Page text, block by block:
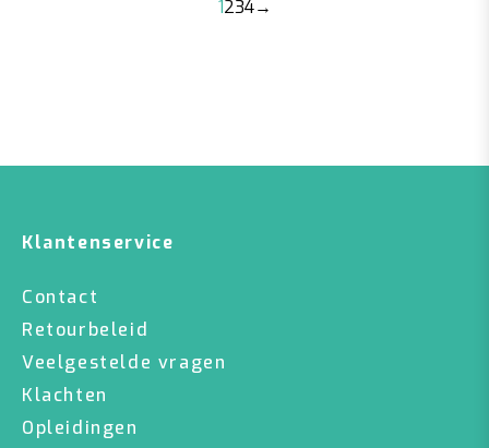
1234→
Klantenservice
Contact
Retourbeleid
Veelgestelde vragen
Klachten
Opleidingen